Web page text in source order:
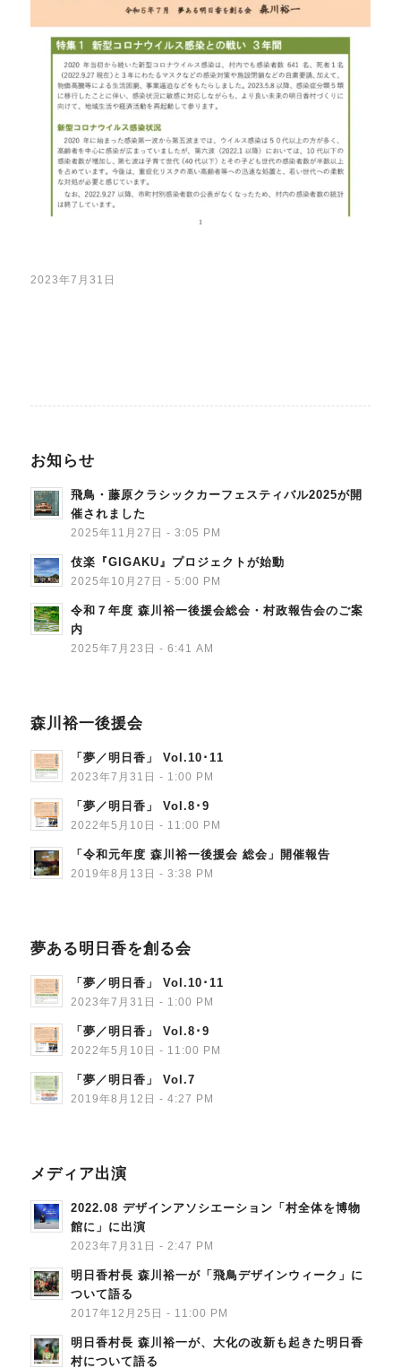
2023年7月31日
お知らせ
飛鳥・藤原クラシックカーフェスティバル2025が開
催されました
2025年11月27日 - 3:05 PM
伎楽『GIGAKU』プロジェクトが始動
2025年10月27日 - 5:00 PM
令和７年度 森川裕一後援会総会・村政報告会のご案
内
2025年7月23日 - 6:41 AM
森川裕一後援会
「夢／明日香」 Vol.10･11
2023年7月31日 - 1:00 PM
「夢／明日香」 Vol.8･9
2022年5月10日 - 11:00 PM
「令和元年度 森川裕一後援会 総会」開催報告
2019年8月13日 - 3:38 PM
夢ある明日香を創る会
「夢／明日香」 Vol.10･11
2023年7月31日 - 1:00 PM
「夢／明日香」 Vol.8･9
2022年5月10日 - 11:00 PM
「夢／明日香」 Vol.7
2019年8月12日 - 4:27 PM
メディア出演
2022.08 デザインアソシエーション「村全体を博物
館に」に出演
2023年7月31日 - 2:47 PM
明日香村長 森川裕一が「飛鳥デザインウィーク」に
ついて語る
2017年12月25日 - 11:00 PM
明日香村長 森川裕一が、大化の改新も起きた明日香
村について語る